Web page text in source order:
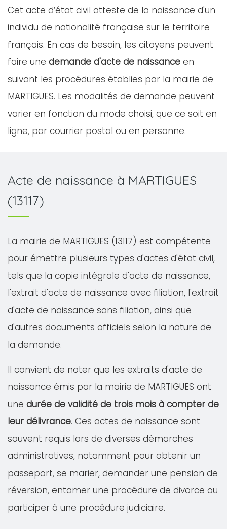
Cet acte d’état civil atteste de la naissance d'un
individu de nationalité française sur le territoire
français. En cas de besoin, les citoyens peuvent
faire une demande d'acte de naissance en
suivant les procédures établies par la mairie de
MARTIGUES. Les modalités de demande peuvent
varier en fonction du mode choisi, que ce soit en
ligne, par courrier postal ou en personne.
Acte de naissance à MARTIGUES
(13117)
La mairie de MARTIGUES (13117) est compétente
pour émettre plusieurs types d'actes d'état civil,
tels que la copie intégrale d'acte de naissance,
l'extrait d'acte de naissance avec filiation, l'extrait
d'acte de naissance sans filiation, ainsi que
d'autres documents officiels selon la nature de
la demande.
Il convient de noter que les extraits d'acte de
naissance émis par la mairie de MARTIGUES ont
une durée de validité de trois mois à compter de
leur délivrance. Ces actes de naissance sont
souvent requis lors de diverses démarches
administratives, notamment pour obtenir un
passeport, se marier, demander une pension de
réversion, entamer une procédure de divorce ou
participer à une procédure judiciaire.